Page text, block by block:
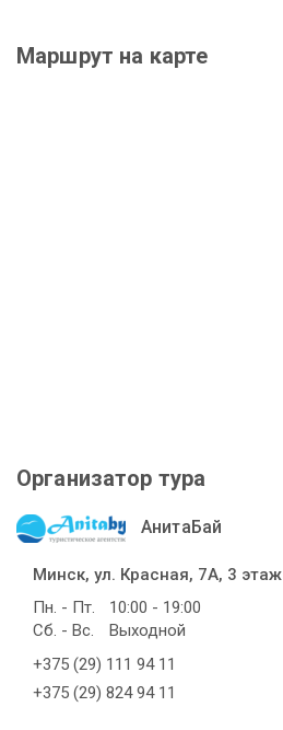
Маршрут на карте
Организатор тура
АнитаБай
Минск, ул. Красная, 7А, 3 этаж
Пн. - Пт.
10:00 - 19:00
Сб. - Вс.
Выходной
+375 (29) 111 94 11
+375 (29) 824 94 11